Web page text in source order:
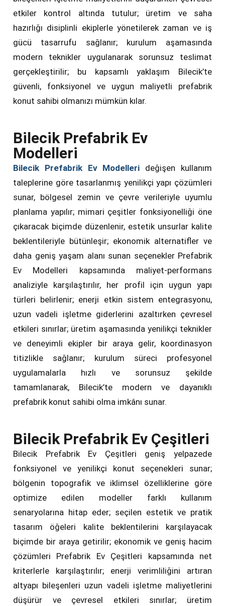
etkiler kontrol altında tutulur; üretim ve saha
hazırlığı disiplinli ekiplerle yönetilerek zaman ve iş
gücü tasarrufu sağlanır; kurulum aşamasında
modern teknikler uygulanarak sorunsuz teslimat
gerçekleştirilir; bu kapsamlı yaklaşım Bilecik’te
güvenli, fonksiyonel ve uygun maliyetli prefabrik
konut sahibi olmanızı mümkün kılar.
Bilecik Prefabrik Ev
Modelleri
Bilecik Prefabrik Ev Modelleri değişen kullanım
taleplerine göre tasarlanmış yenilikçi yapı çözümleri
sunar, bölgesel zemin ve çevre verileriyle uyumlu
planlama yapılır; mimari çeşitler fonksiyonelliği öne
çıkaracak biçimde düzenlenir, estetik unsurlar kalite
beklentileriyle bütünleşir; ekonomik alternatifler ve
daha geniş yaşam alanı sunan seçenekler Prefabrik
Ev Modelleri kapsamında maliyet-performans
analiziyle karşılaştırılır, her profil için uygun yapı
türleri belirlenir; enerji etkin sistem entegrasyonu,
uzun vadeli işletme giderlerini azaltırken çevresel
etkileri sınırlar; üretim aşamasında yenilikçi teknikler
ve deneyimli ekipler bir araya gelir, koordinasyon
titizlikle sağlanır; kurulum süreci profesyonel
uygulamalarla hızlı ve sorunsuz şekilde
tamamlanarak, Bilecik’te modern ve dayanıklı
prefabrik konut sahibi olma imkânı sunar.
Bilecik Prefabrik Ev Çeşitleri
Bilecik Prefabrik Ev Çeşitleri geniş yelpazede
fonksiyonel ve yenilikçi konut seçenekleri sunar;
bölgenin topografik ve iklimsel özelliklerine göre
optimize edilen modeller farklı kullanım
senaryolarına hitap eder; seçilen estetik ve pratik
tasarım öğeleri kalite beklentilerini karşılayacak
biçimde bir araya getirilir; ekonomik ve geniş hacim
çözümleri Prefabrik Ev Çeşitleri kapsamında net
kriterlerle karşılaştırılır; enerji verimliliğini artıran
altyapı bileşenleri uzun vadeli işletme maliyetlerini
düşürür ve çevresel etkileri sınırlar; üretim